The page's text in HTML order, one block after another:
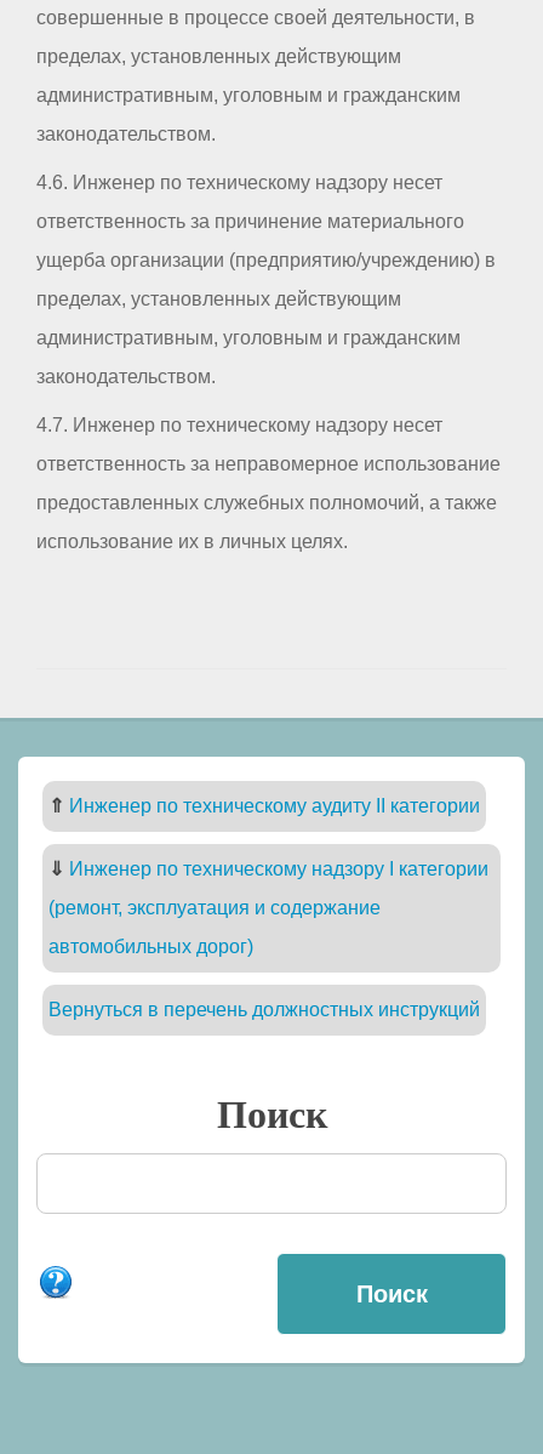
совершенные в процессе своей деятельности, в
пределах, установленных действующим
административным, уголовным и гражданским
законодательством.
4.6. Инженер по техническому надзору несет
ответственность за причинение материального
ущерба организации (предприятию/учреждению) в
пределах, установленных действующим
административным, уголовным и гражданским
законодательством.
4.7. Инженер по техническому надзору несет
ответственность за неправомерное использование
предоставленных служебных полномочий, а также
использование их в личных целях.
⇑ Инженер по техническому аудиту II категории
⇓ Инженер по техническому надзору I категории
(ремонт, эксплуатация и содержание
автомобильных дорог)
Вернуться в перечень должностных инструкций
Поиск